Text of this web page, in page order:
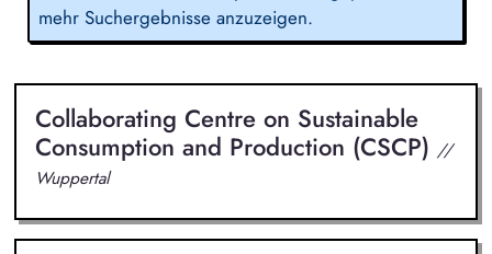
mehr Suchergebnisse anzuzeigen.
Collaborating Centre on Sustainable
Consumption and Production (CSCP) //
Wuppertal